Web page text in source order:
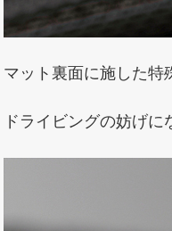
マット裏面に施した特
ドライビングの妨げ